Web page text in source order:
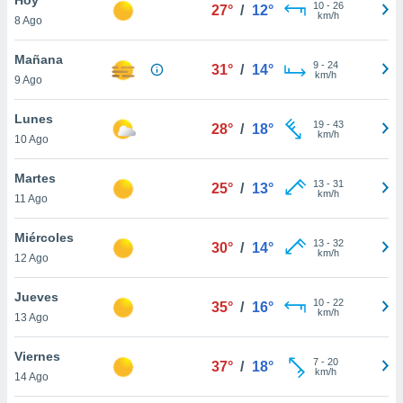
en
más
nuestra
de
cookies
aceptar
8 Ago
27° / 12° 10- 26
km/h
Mañana
9 Ago
31° / 14° 9- 24
km/h
Lunes
10 Ago
28° / 18° 19- 43
km/h
Martes
11 Ago
25° / 13° 13- 31
km/h
Miércoles
12 Ago
30° / 14° 13- 32
km/h
Jueves
13 Ago
35° / 16° 10- 22
km/h
Viernes
14 Ago
37° / 18° 7- 20
km/h